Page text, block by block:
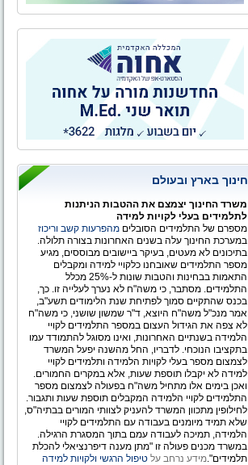
חינוך בארץ ובעולם
משרד החינוך יצמצם את ההטבות הניתנות
לתלמידים בעלי לקויות למידה
מספרם של התלמידים הסובלים מהפרעות קשב וריכוז
במערכת החינוך עלה בשנים האחרונות בצורה תלולה.
בתיכונים לא מעטים, בעיקר ביישובים מבוססים, מגיע
מספר התלמידים שאובחנו כלקויי למידה ומקבלים
התאמות בבחינות והטבות שונות ל-25% מכלל
התלמידים. מסתבר, כי משה"ח לא נערך לעלייה זו. כך,
בכנס שהתקיים סמוך לפתיחת שנת הלימודים תשע"ב,
אמר מנכ"ל משה"ח היוצא, ד"ר שמשון שושני, כי משה"ח
לא צפה את הגידול העצום במספר התלמידים לקויי
הלמידה בשנתיים האחרונות, ואינו מסוגל להתמודד עמו
בתקציבו הנוכחי. לדבריו, החל מהשנה יפעל המשרד
לצמצום מספר בעלי לקויות הלמידה ותלמידים לקויי
למידה לא יקבלו תוספת שעות, אלא במקרים החמורים.
ואכן בימים אלו מתחיל משה"ח בפעולה לצמצום מספר
התלמידים לקויי הלמידה המקבלים תוספת שעות ותגבור.
לחילופין מתכוון המשרד להעניק לצוותי המורים בבתיה"ס,
שלא תמיד מיומנים בעבודה עם התלמידים לקויי
הלמידה, תמיכה לעבודה עמם בתוך המסגרת הרגילה.
במשרד מכנים פעולה זו "מתן מענה דיפרנציאלי להכלת
תלמידים".מידע נרחב על טיפול הרגשי ולקויות למידה